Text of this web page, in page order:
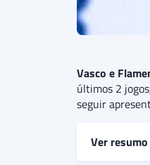
Vasco e
últimos 2
seguir
Ver resumo